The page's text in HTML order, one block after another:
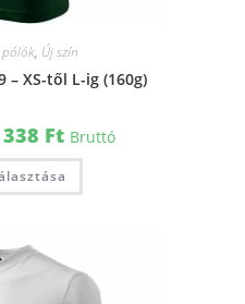
, Új szín
– XS-től L-ig (160g)
Ft Bruttó